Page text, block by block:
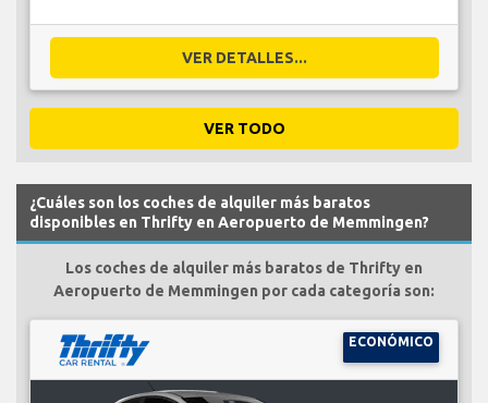
VER DETALLES...
VER TODO
¿Cuáles son los coches de alquiler más baratos
disponibles en Thrifty en Aeropuerto de Memmingen?
Los coches de alquiler más baratos de Thrifty en
Aeropuerto de Memmingen por cada categoría son:
ECONÓMICO